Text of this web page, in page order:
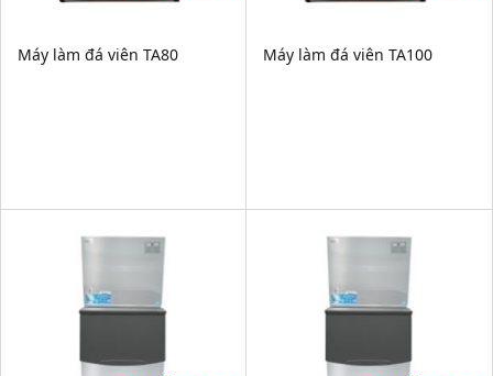
Máy làm đá viên TA80 Máy làm đá viên TA100